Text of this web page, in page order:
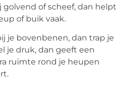
golvend of scheef, dan helpt
of buik vaak.
je bovenbenen, dan trap je
je druk, dan geeft een
ruimte rond je heupen